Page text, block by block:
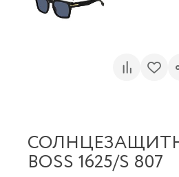
BOSS 1625/S 807